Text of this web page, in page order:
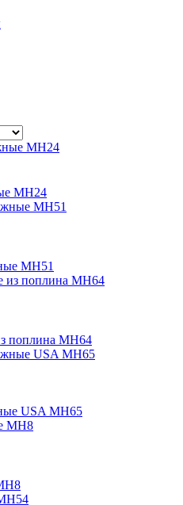
МН24
МН51
поплина МН64
USA МН65